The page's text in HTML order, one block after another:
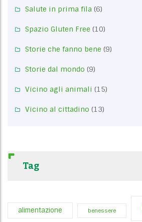
Salute in prima fila (6)
Spazio Gluten Free (10)
Storie che fanno bene (9)
Storie dal mondo (9)
Vicino agli animali (15)
Vicino al cittadino (13)
Tag
alimentazione benessere